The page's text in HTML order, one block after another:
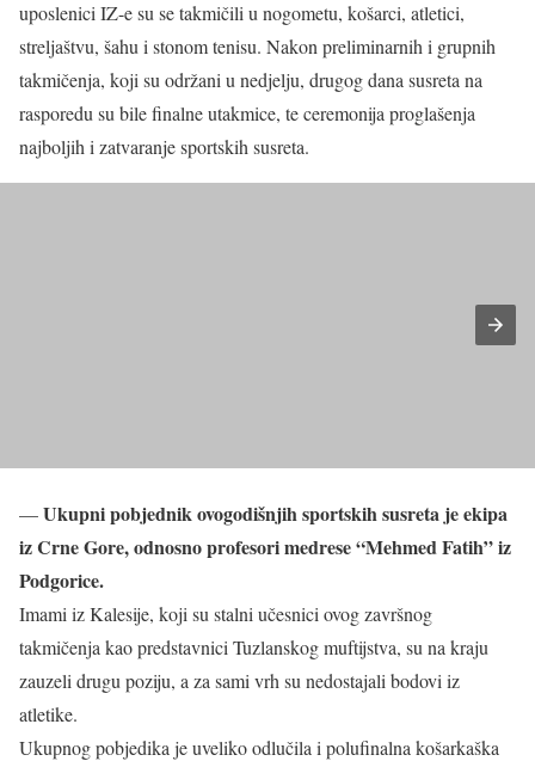
uposlenici IZ-e su se takmičili u nogometu, košarci, atletici,
streljaštvu, šahu i stonom tenisu. Nakon preliminarnih i grupnih
takmičenja, koji su održani u nedjelju, drugog dana susreta na
rasporedu su bile finalne utakmice, te ceremonija proglašenja
najboljih i zatvaranje sportskih susreta.
—Ukupni pobjednik ovogodišnjih sportskih susreta je ekipa
iz Crne Gore, odnosno profesori medrese “Mehmed Fatih” iz
Podgorice.
Imami iz Kalesije, koji su stalni učesnici ovog završnog
takmičenja kao predstavnici Tuzlanskog muftijstva, su na kraju
zauzeli drugu poziju, a za sami vrh su nedostajali bodovi iz
atletike.
Ukupnog pobjedika je uveliko odlučila i polufinalna košarkaška